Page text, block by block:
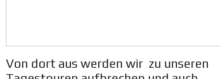
Von dort aus werden wir zu unseren